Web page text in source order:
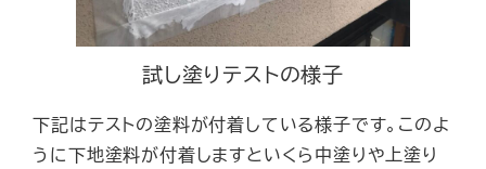
試し塗りテストの様子
下記はテストの塗料が付着している様子です。このよ
うに下地塗料が付着しますといくら中塗りや上塗り